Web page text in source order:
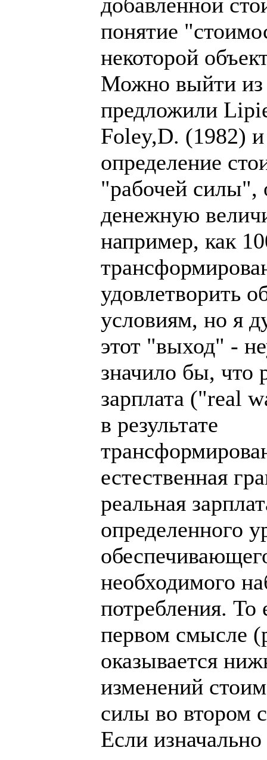
понятие
некоторой
Можно выйти из
предложили
Foley,D. (1982)
определение
"рабочей силы",
денежную
например, как
удовлетворить
условиям, но я
этот "выход" -
значило бы, что
зарплата ("real
в результате
естественная
реальная
определенного
необходимого
потребления. То
первом смысле
оказывается
изменений
силы во втором
Если